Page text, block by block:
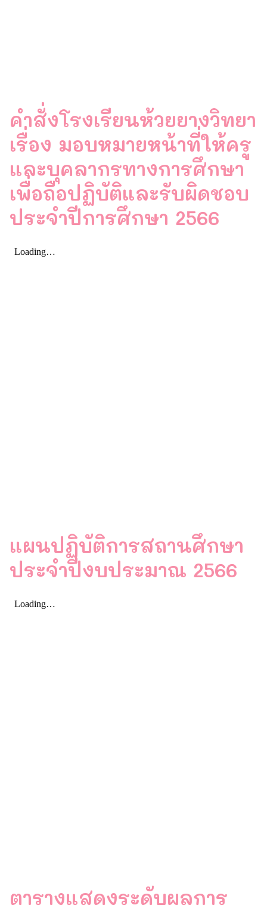
คําสั่งโรงเรียนห้วยยางวิทยา
เรื่อง มอบหมายหน้าที่ให้ครู
และบุคลากรทางการศึกษา
เพื่อถือปฏิบัติและรับผิดชอบ
ประจําปีการศึกษา 2566
แผนปฏิบัติการสถานศึกษา
ประจำปีงบประมาณ 2566
ตารางแสดงระดับผลการ